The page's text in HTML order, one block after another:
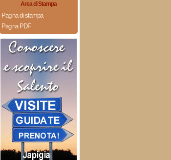
Area di Stampa
Pagina di stampa
Pagina PDF